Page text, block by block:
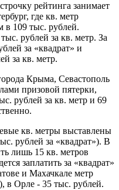
рейтинга занимает
где кв. метр
в 109 тыс. рублей.
рублей за кв. метр. За
за «квадрат» и
за кв. метр.
Крыма, Севастополь
призовой пятерки,
рублей за кв. метр и 69
кв. метры выставлены
рублей за «квадрат»). В
лишь 15 кв. метров
заплатить за «квадрат»
и Махачкале метр
в Орле - 35 тыс. рублей.